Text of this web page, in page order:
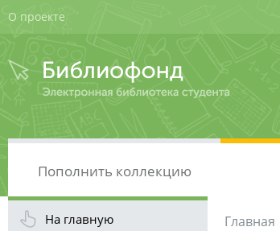
О проекте
Пополнить коллекцию
На главную Главная